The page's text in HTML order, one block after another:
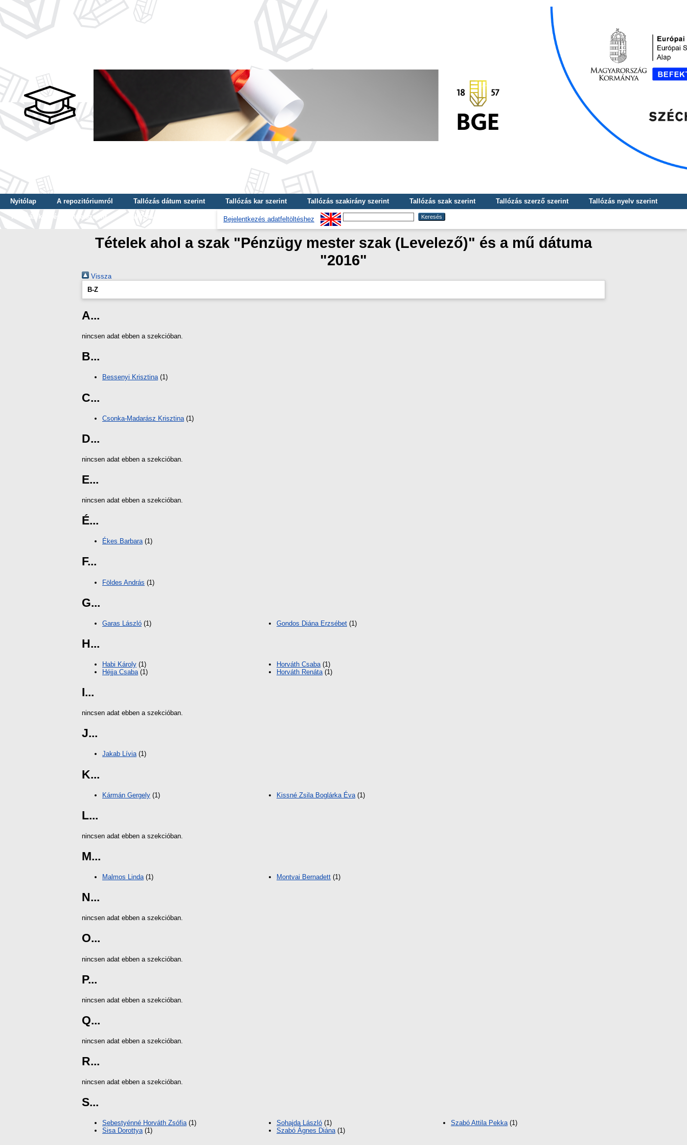
Nyitólap A repozitóriumról Tallózás dátum szerint Tallózás kar szerint Tallózás szakirány szerint Tallózás szak szerint Tallózás szerző szerint
Tallózás nyelv szerint
Tallózás képzés szintje szerint
Tallózás kulcsszó szerint Bejelentkezés adatfeltöltéshez
Tételek ahol a szak "Pénzügy mester szak (Levelező)" és a mű dátuma
"2016"
Vissza
B-Z
A...
nincsen adat ebben a szekcióban.
B...
Bessenyi Krisztina(1)
C...
Csonka-Madarász Krisztina (1)
D...
nincsen adat ebben a szekcióban.
E...
nincsen adat ebben a szekcióban.
É...
Ékes Barbara(1)
F...
Földes András (1)
G...
Garas László (1) Gondos Diána Erzsébet (1)
H...
Habi Károly (1)
Héjja Csaba (1)
Horváth Csaba (1)
Horváth Renáta (1)
I...
nincsen adat ebben a szekcióban.
J...
Jakab Lívia(1)
K...
Kármán Gergely (1) Kissné Zsila Boglárka Éva (1)
L...
nincsen adat ebben a szekcióban.
M...
Malmos Linda(1) Montvai Bernadett (1)
N...
nincsen adat ebben a szekcióban.
O...
nincsen adat ebben a szekcióban.
P...
nincsen adat ebben a szekcióban.
Q...
nincsen adat ebben a szekcióban.
R...
nincsen adat ebben a szekcióban.
S...
Sebestyénné Horváth Zsófia(1)
Sisa Dorottya(1)
Sohajda László (1)
Szabó Ágnes Diána(1)
Szabó Attila Pekka(1)